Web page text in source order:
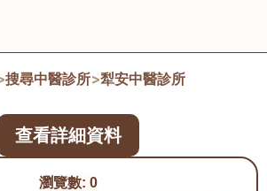
搜尋中醫診所>犁安中醫診所
瀏覽數: 0
查看詳細資料